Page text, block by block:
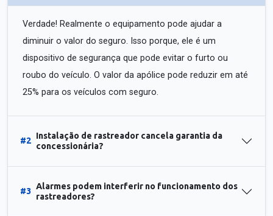
Verdade! Realmente o equipamento pode ajudar a
diminuir o valor do seguro. Isso porque, ele é um
dispositivo de segurança que pode evitar o furto ou
roubo do veículo. O valor da apólice pode reduzir em até
25% para os veículos com seguro.
#2
Instalação de rastreador cancela garantia da
concessionária?
#3
Alarmes podem interferir no funcionamento dos
rastreadores?